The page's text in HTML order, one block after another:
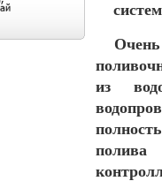
Очень
из
полива